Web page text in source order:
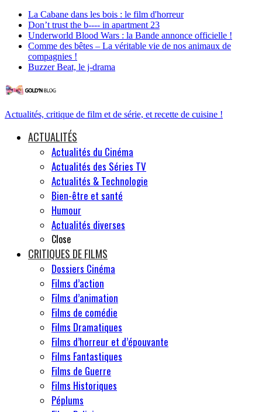
La Cabane dans les bois : le film d'horreur
Don’t trust the b---- in apartment 23
Underworld Blood Wars : la Bande annonce officielle !
Comme des bêtes – La véritable vie de nos animaux de
compagnies !
Buzzer Beat, le j-drama
Actualités, critique de film et de série, et recette de cuisine !
ACTUALITÉS
Actualités du Cinéma
Actualités des Séries TV
Actualités & Technologie
Bien-être et santé
Humour
Actualités diverses
Close
CRITIQUES DE FILMS
Dossiers Cinéma
Films d’action
Films d’animation
Films de comédie
Films Dramatiques
Films d’horreur et d’épouvante
Films Fantastiques
Films de Guerre
Films Historiques
Péplums